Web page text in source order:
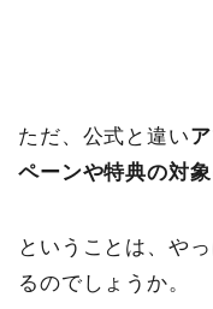
ただ、公式と違い
ペーンや特典の対
ということは、や
るのでしょうか。